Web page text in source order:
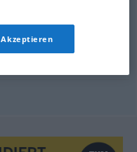
Akzeptieren